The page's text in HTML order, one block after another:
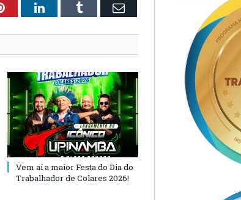
PinterestLinkedInTumblr Email
Vem aí a maior Festa do Dia do
Trabalhador de Colares 2026!